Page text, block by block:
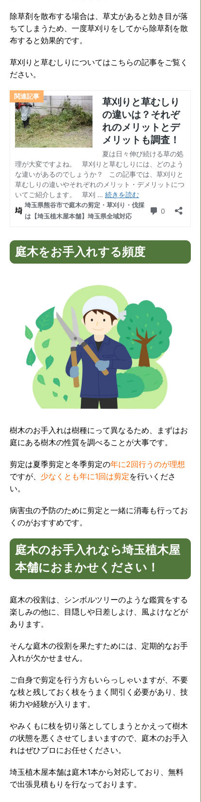
除草剤を散布する場合は、草丈があると効き目が落
ちてしまうため、一度草刈りをしてから除草剤を散
布すると効果的です。
草刈りと草むしりについてはこちらの記事をご覧く
ださい。
庭木をお手入れする頻度
樹木のお手入れは樹種にって異なるため、まずはお
庭にある樹木の性質を調べることが大事です。
剪定は夏季剪定と冬季剪定の年に2回行うのが理想
ですが、 少なくとも年に1回は剪定を行いくださ
い。
病害虫の予防のために剪定と一緒に消毒も行ってお
くのがおすすめです。
庭木のお手入れなら埼玉植木屋
本舗におまかせください！
庭木の役割は、シンボルツリーのような鑑賞をする
楽しみの他に、目隠しや日差しよけ、風よけなどが
あります。
そんな庭木の役割を果たすためには、定期的なお手
入れが欠かせません。
ご自身で剪定を行う方もいらっしゃいますが、不要
な枝と残しておく枝をうまく間引く必要があり、技
術力や経験が入ります。
やみくもに枝を切り落としてしまうとかえって樹木
の状態を悪くさせてしまいますので、庭木のお手入
れはぜひプロにお任せください。
埼玉植木屋本舗は庭木1本から対応しており、無料
で出張見積もりを行なっております。